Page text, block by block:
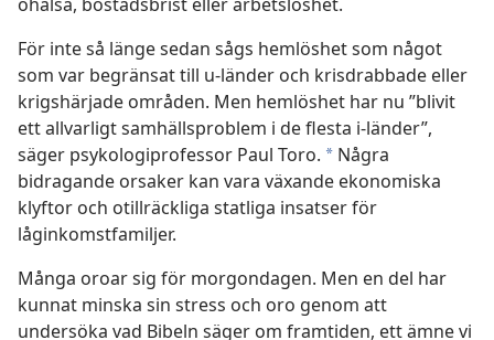
För inte så länge sedan sågs hemlöshet som något
som var begränsat till u-länder och krisdrabbade eller
krigshärjade områden. Men hemlöshet har nu ”blivit
ett allvarligt samhällsproblem i de flesta i-länder”,
säger psykologiprofessor Paul Toro. * Några
bidragande orsaker kan vara växande ekonomiska
klyftor och otillräckliga statliga insatser för
låginkomstfamiljer.
Många oroar sig för morgondagen. Men en del har
kunnat minska sin stress och oro genom att
undersöka vad Bibeln säger om framtiden, ett ämne vi